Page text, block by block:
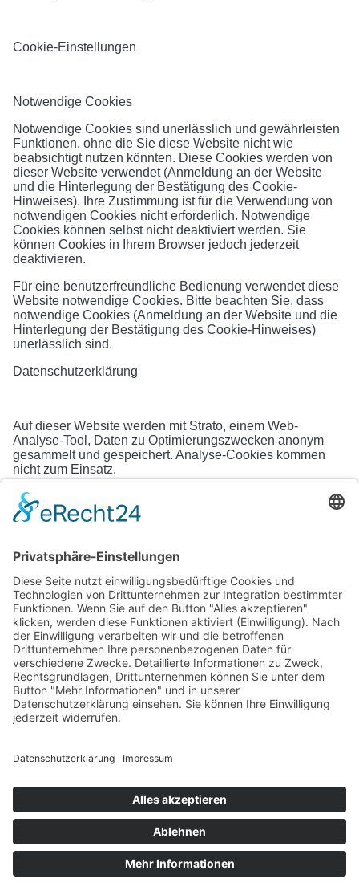
Cookie-Einstellungen
Notwendige Cookies
Notwendige Cookies sind unerlässlich und gewährleisten
Funktionen, ohne die Sie diese Website nicht wie
beabsichtigt nutzen könnten. Diese Cookies werden von
dieser Website verwendet (Anmeldung an der Website
und die Hinterlegung der Bestätigung des Cookie-
Hinweises). Ihre Zustimmung ist für die Verwendung von
notwendigen Cookies nicht erforderlich. Notwendige
Cookies können selbst nicht deaktiviert werden. Sie
können Cookies in Ihrem Browser jedoch jederzeit
deaktivieren.
Für eine benutzerfreundliche Bedienung verwendet diese
Website notwendige Cookies. Bitte beachten Sie, dass
notwendige Cookies (Anmeldung an der Website und die
Hinterlegung der Bestätigung des Cookie-Hinweises)
unerlässlich sind.
Datenschutzerklärung
Auf dieser Website werden mit Strato, einem Web-
Analyse-Tool, Daten zu Optimierungszwecken anonym
gesammelt und gespeichert. Analyse-Cookies kommen
nicht zum Einsatz.
Weitere Informationen zur Analyse / Statistiksoftware
Strato
Mit Speicherung der Cookie-Einstellungen erklären Sie
sich einverstanden mit der Nutzung der von Ihnen
ausgewählten optionalen Cookies.
News
Events
Wissen
Über YiQi
Kontakt
Impressum
Datenschutz